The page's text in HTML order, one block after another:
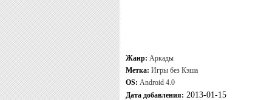
Жанр: Аркады
Метка: Игры без Кэша
OS: Android 4.0
Дата добавления: 2013-01-15